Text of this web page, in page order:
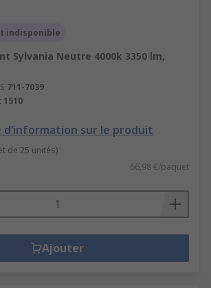
indisponible
Sylvania Neutre 4000k 3350 lm,
711-7039
1510
d’information sur le produit
de 25 unités)
66,98 €/paquet
Ajouter